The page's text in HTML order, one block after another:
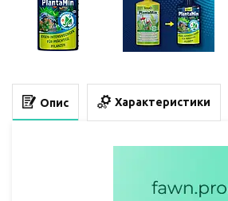
Опис Характеристики